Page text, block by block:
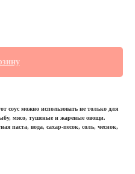
соус можно использовать не только для
мясо, тушеные и жареные овощи.
паста, вода, сахар-песок, соль, чеснок,